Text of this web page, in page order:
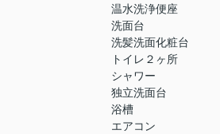
温水洗浄便座
洗面台
洗髪洗面化粧台
トイレ２ヶ所
シャワー
独立洗面台
浴槽
エアコン